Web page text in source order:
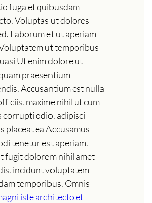
fuga et quibusdam
Voluptas ut dolores
Laborum et ut aperiam
ut temporibus
Ut enim dolore ut
praesentium
Accusantium est nulla
maxime nihil ut cum
corrupti odio. adipisci
placeat ea Accusamus
tenetur est aperiam.
fugit dolorem nihil amet
incidunt voluptatem
temporibus. Omnis
iste architecto et